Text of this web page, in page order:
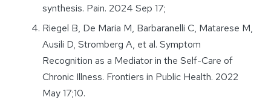
synthesis. Pain. 2024 Sep 17;
Riegel B, De Maria M, Barbaranelli C, Matarese M,
Ausili D, Stromberg A, et al. Symptom
Recognition as a Mediator in the Self-Care of
Chronic Illness. Frontiers in Public Health. 2022
May 17;10.